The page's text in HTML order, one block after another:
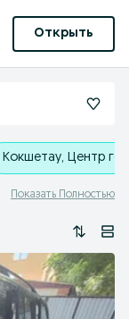
Открыть
Кокшетау, Центр
Показать Полностью